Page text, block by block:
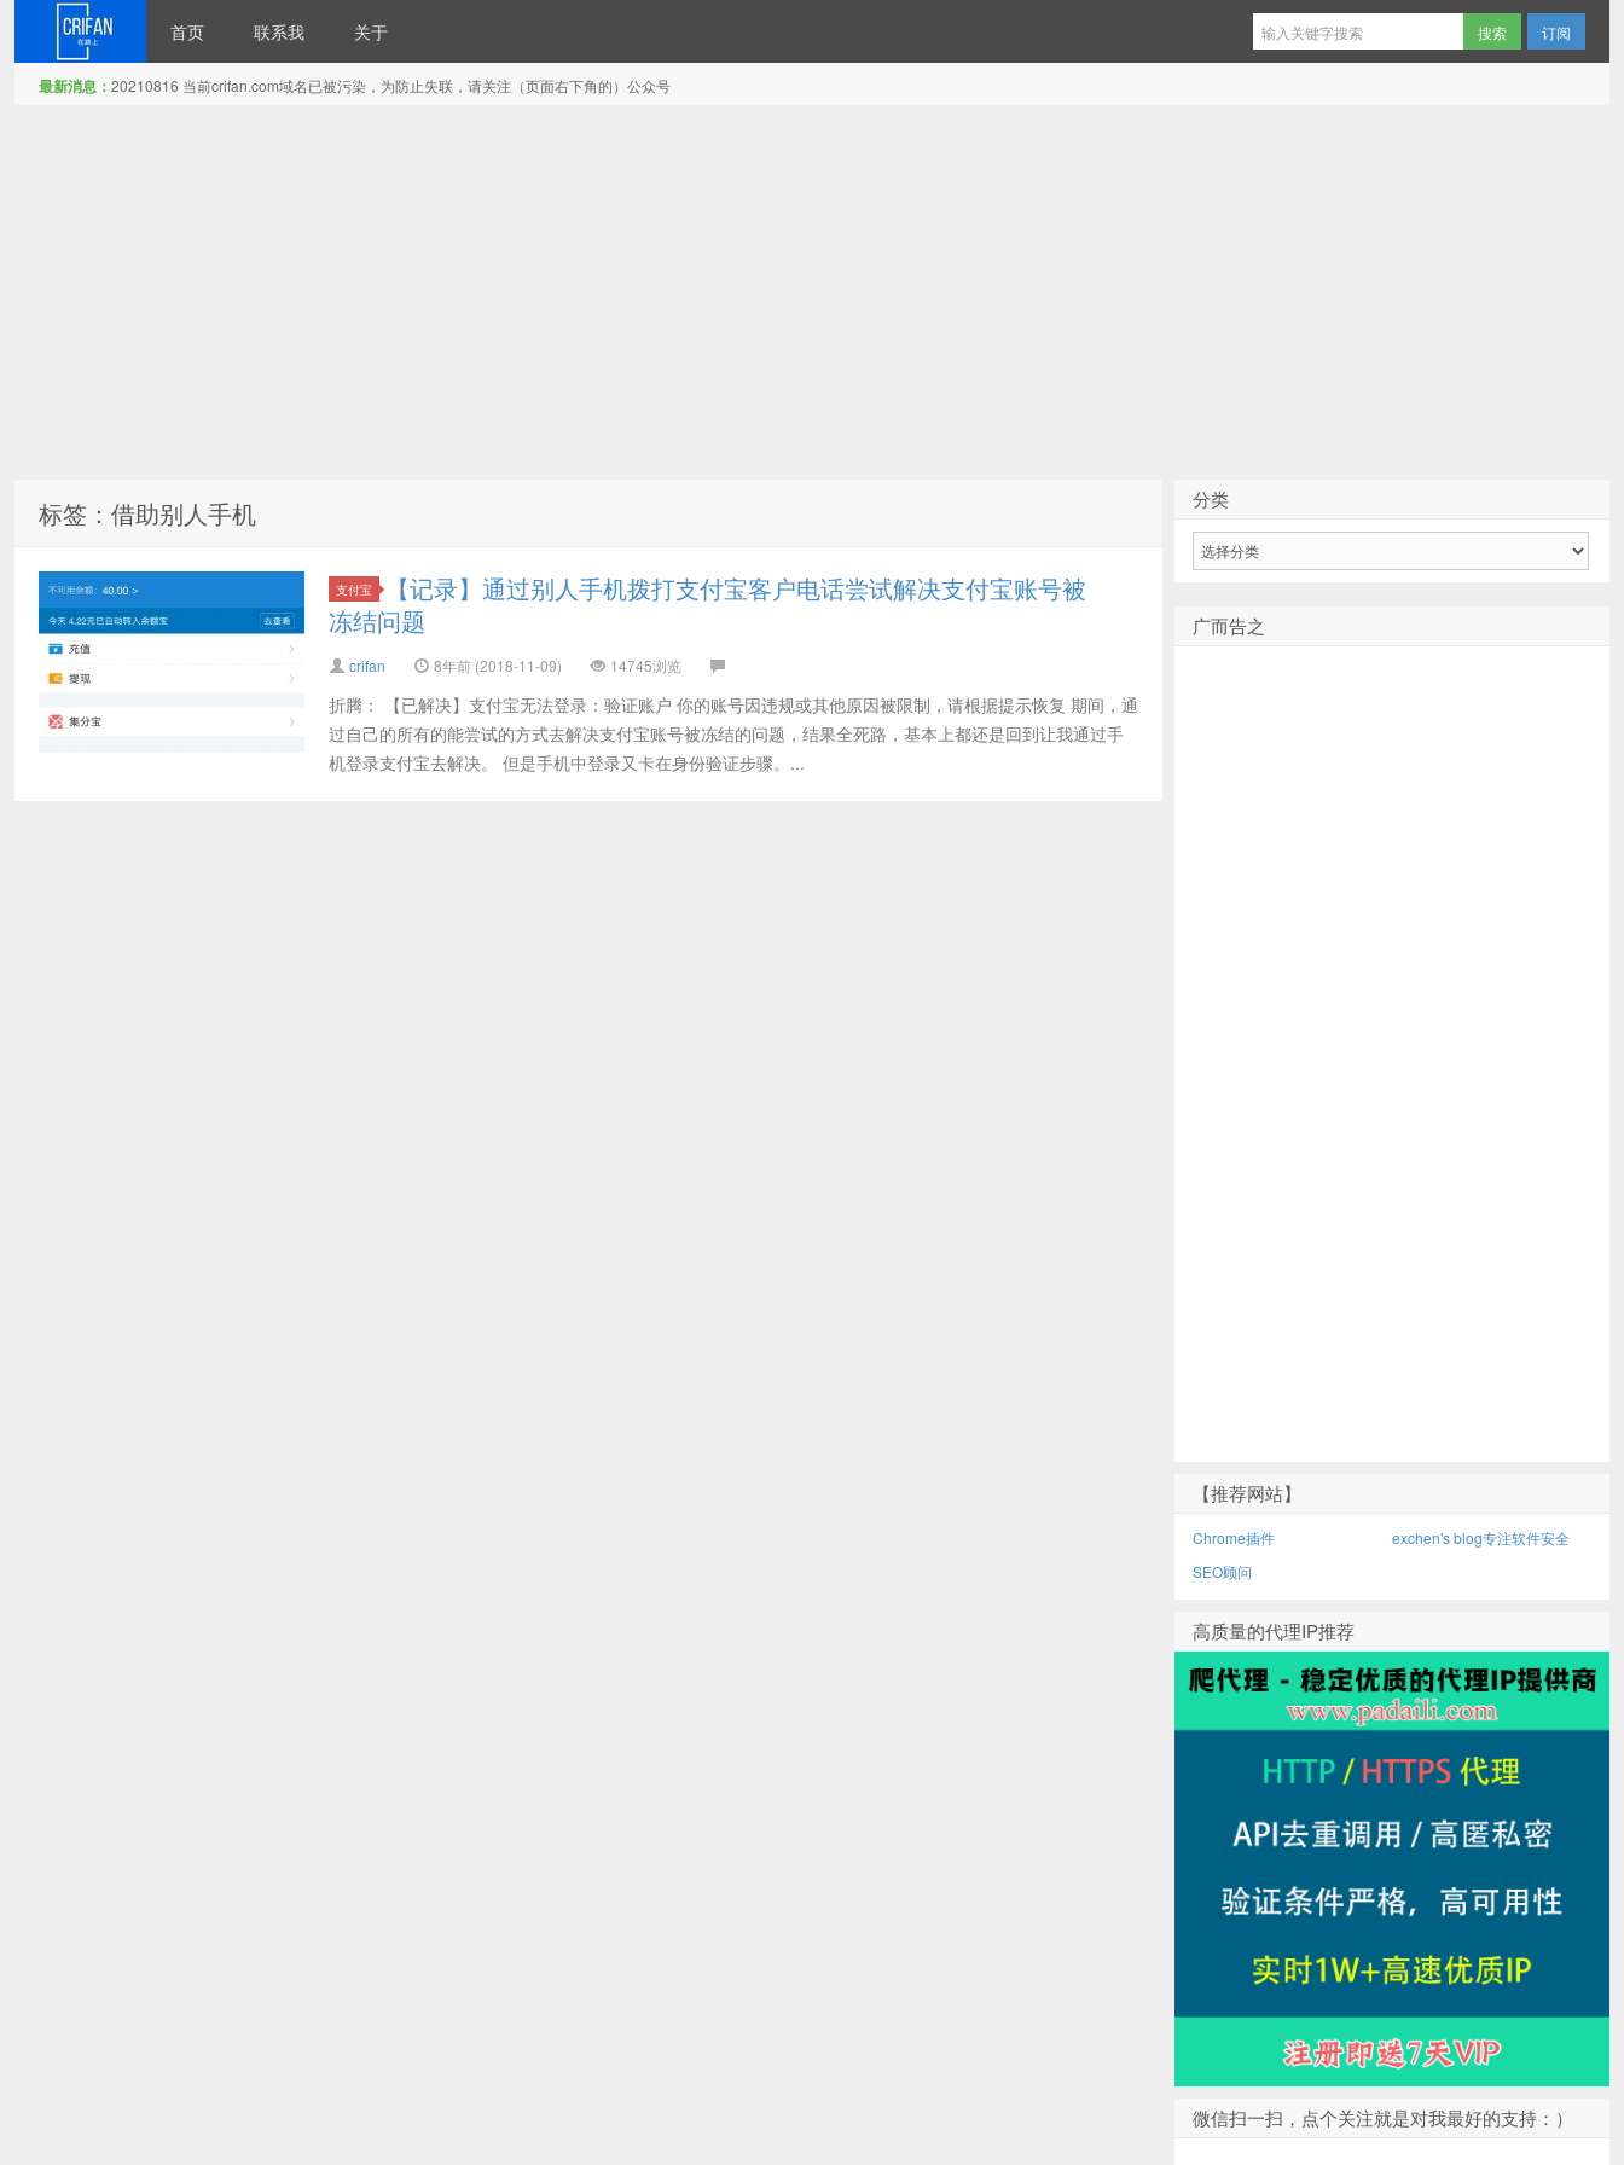
首页 联系我 关于 订阅
最新消息： 20210816 当前crifan.com域名已被污染，为防止失联，请关注（页面右下角的）公众号
标签：借助别人手机
支付宝
【记录】通过别人手机拨打支付宝客户电话尝试解决支付宝账号被
冻结问题
crifan 8年前 (2018-11-09) 14745浏览
折腾： 【已解决】支付宝无法登录：验证账户 你的账号因违规或其他原因被限制，请根据提示恢复 期间，通
过自己的所有的能尝试的方式去解决支付宝账号被冻结的问题，结果全死路，基本上都还是回到让我通过手
机登录支付宝去解决。 但是手机中登录又卡在身份验证步骤。...
分类
广而告之
【推荐网站】
Chrome插件
exchen's blog专注软件安全
SEO顾问
高质量的代理IP推荐
微信扫一扫，点个关注就是对我最好的支持：）